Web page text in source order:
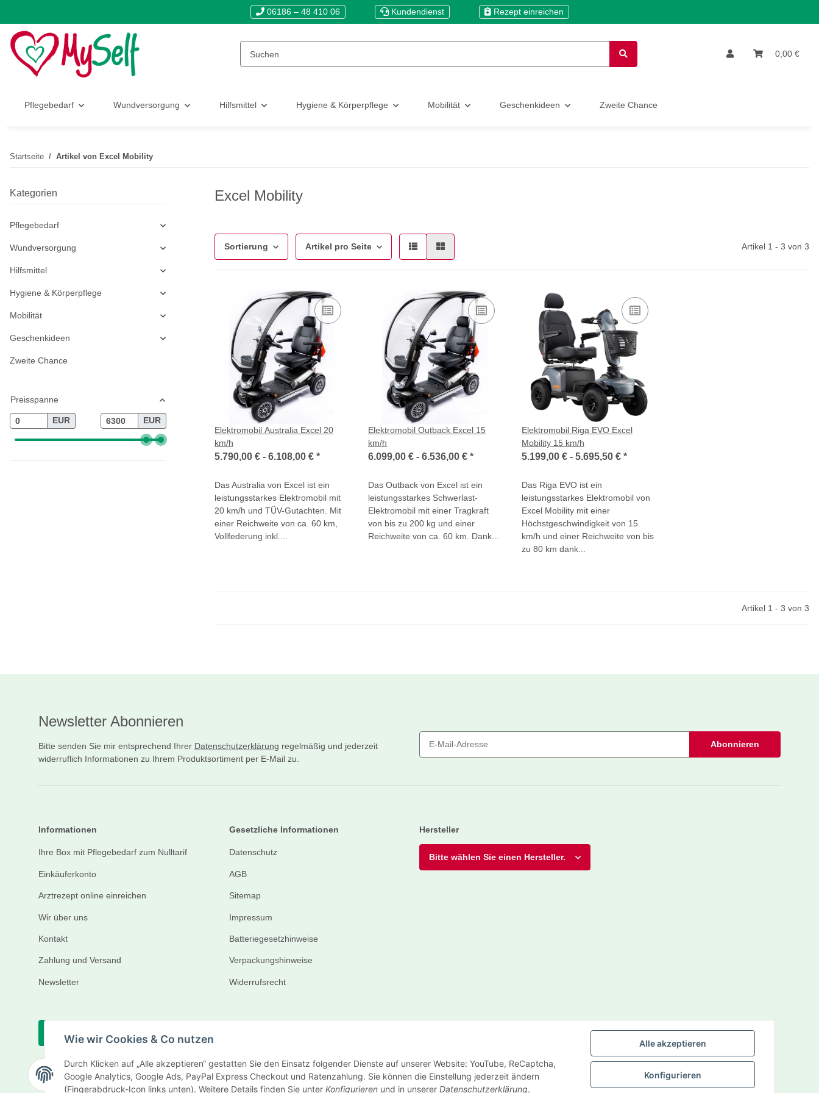
Alle akzeptieren
Konfigurieren
Wie wir Cookies & Co nutzen
Durch Klicken auf „Alle akzeptieren“ gestatten Sie den Einsatz folgender Dienste auf unserer Website: YouTube, ReCaptcha,
Google Analytics, Google Ads, PayPal Express Checkout und Ratenzahlung. Sie können die Einstellung jederzeit ändern
(Fingerabdruck-Icon links unten). Weitere Details finden Sie unter Konfigurieren und in unserer Datenschutzerklärung.
06186 – 48 410 06 Kundendienst Rezept einreichen
0,00 €
Pflegebedarf Wundversorgung Hilfsmittel Hygiene & Körperpflege Mobilität Geschenkideen Zweite Chance
Startseite Artikel von Excel Mobility
Excel Mobility
Sortierung Artikel pro Seite Artikel 1 - 3 von 3
Elektromobil Australia Excel 20
km/h
5.790,00 € - 6.108,00 € *
Das Australia von Excel ist ein
leistungsstarkes Elektromobil mit
20 km/h und TÜV-Gutachten. Mit
einer Reichweite von ca. 60 km,
Vollfederung inkl....
Elektromobil Outback Excel 15
km/h
6.099,00 € - 6.536,00 € *
Das Outback von Excel ist ein
leistungsstarkes Schwerlast-
Elektromobil mit einer Tragkraft
von bis zu 200 kg und einer
Reichweite von ca. 60 km. Dank...
Elektromobil Riga EVO Excel
Mobility 15 km/h
5.199,00 € - 5.695,50 € *
Das Riga EVO ist ein
leistungsstarkes Elektromobil von
Excel Mobility mit einer
Höchstgeschwindigkeit von 15
km/h und einer Reichweite von bis
zu 80 km dank...
Artikel 1 - 3 von 3
Kategorien
Pflegebedarf
Wundversorgung
Hilfsmittel
Hygiene & Körperpflege
Mobilität
Geschenkideen
Zweite Chance
Preisspanne
EUR EUR
Newsletter Abonnieren
Bitte senden Sie mir entsprechend Ihrer Datenschutzerklärung regelmäßig und jederzeit
widerruflich Informationen zu Ihrem Produktsortiment per E-Mail zu.
Abonnieren
Informationen
Ihre Box mit Pflegebedarf zum Nulltarif
Einkäuferkonto
Arztrezept online einreichen
Wir über uns
Kontakt
Zahlung und Versand
Newsletter
Gesetzliche Informationen
Datenschutz
AGB
Sitemap
Impressum
Batteriegesetzhinweise
Verpackungshinweise
Widerrufsrecht
Hersteller
Bitte wählen Sie einen Hersteller.
Vertrag widerrufen